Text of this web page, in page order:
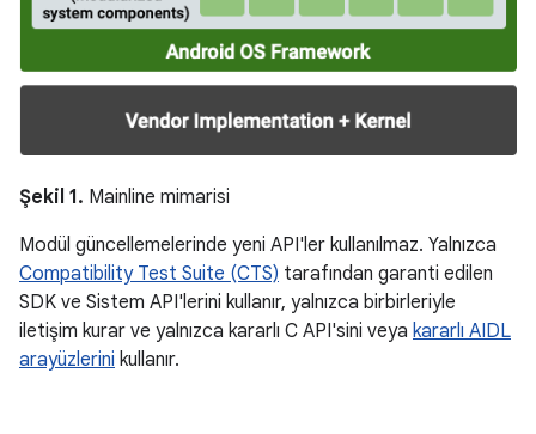
Şekil 1. Mainline mimarisi
Modül güncellemelerinde yeni API'ler kullanılmaz. Yalnızca
Compatibility Test Suite (CTS) tarafından garanti edilen
SDK ve Sistem API'lerini kullanır, yalnızca birbirleriyle
iletişim kurar ve yalnızca kararlı C API'sini veya kararlı AIDL
arayüzlerini kullanır.